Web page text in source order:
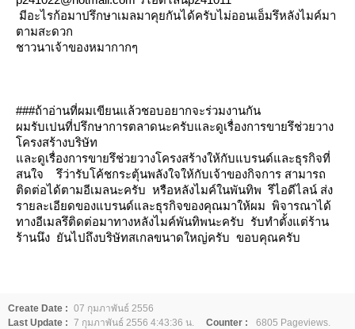
มีอะไรก้อมาปรึกษาเมลมาคุยกันได้ครับไม่ออนเอ็มรึหลังไมค์มา
ตามสะดวก
ชาวนาเจ้าของหมากากๆ
###ถ้าอ่านที่ผมเขียนแล้วชอบอยากจะร่วมงานกัน
ผมรับเปนที่ปรึกษาการตลาดนะครับและดูเรื่องการขายรึช่วยวาง
ครงสร้างบริษัท
ละดูเรื่องการขายรึช่วยวางโครงสร้างให้กับแบรนด์และธุรกิจที่
สนใจ รึว่ารับโค้ชกระตุ้นพลังใจให้กับเจ้าของกิจการ สามารถ
ติดต่อได้ตามอีเมลนะครับ หรือหลังไมค์ในพันทิพ รึไอดีไลน์ ส่ง
รายละเอียดของแบรนด์และธุรกิจของคุณมาให้ผม พิจารณาได้
ทางอีเมลรึติดต่อมาทางหลังไมค์พันทิพนะครับ รับทำตั้งแต่ร้าน
ร้านนึง ยันไปถึงบริษัทสเกลขนาดใหญ่ครับ ขอบคุณครับ
Create Date : 07 กุมภาพันธ์ 2556
Last Update : 7 กุมภาพันธ์ 2556 4:43:36 น. Counter :
6805 Pageviews.